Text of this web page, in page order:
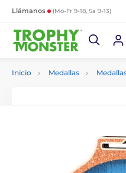
Llámanos (Mo-Fr 9-18, Sa 9-13)
Inicio Medallas